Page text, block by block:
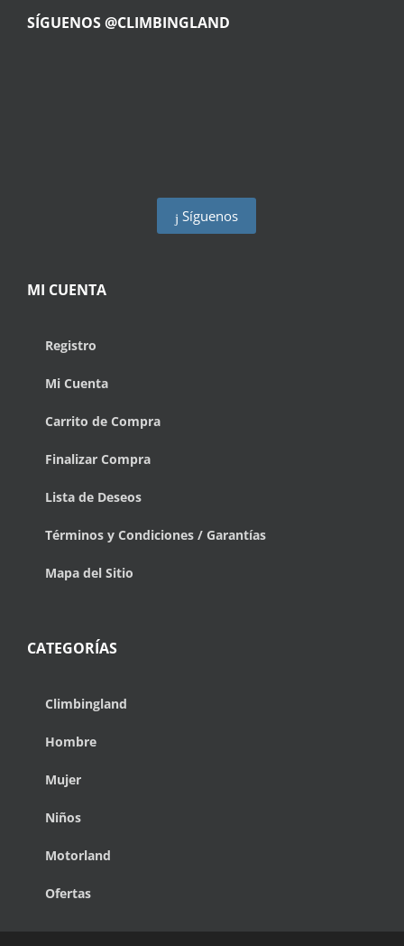
SÍGUENOS @CLIMBINGLAND
Síguenos
MI CUENTA
Registro
Mi Cuenta
Carrito de Compra
Finalizar Compra
Lista de Deseos
Términos y Condiciones / Garantías
Mapa del Sitio
CATEGORÍAS
Climbingland
Hombre
Mujer
Niños
Motorland
Ofertas